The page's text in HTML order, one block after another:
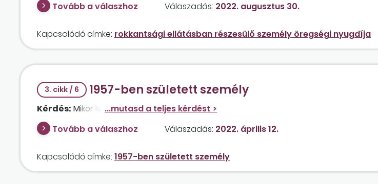
Tovább a válaszhoz
Válaszadás: 2022. augusztus 30.
Kapcsolódó címke: rokkantsági ellátásban részesülő személy öregségi nyugdíja
3. cikk / 6 1957-ben született személy
Kérdés: Mikor lesz jogosult öregségi nyugdíjra egy 1957. május 12-én született személy?
Tovább a válaszhoz
Válaszadás: 2022. április 12.
Kapcsolódó címke: 1957-ben született személy